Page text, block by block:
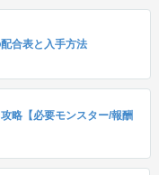
合表と入手方法
略【必要モンスター/報酬